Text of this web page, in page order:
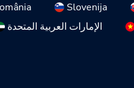
Slovenija
الإمارات العربية المتحدة